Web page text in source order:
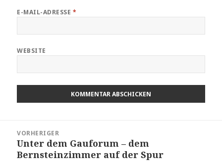
E-MAIL-ADRESSE *
WEBSITE
VORHERIGER
Vorheriger
Beitrag:
Unter dem Gauforum – dem
Bernsteinzimmer auf der Spur